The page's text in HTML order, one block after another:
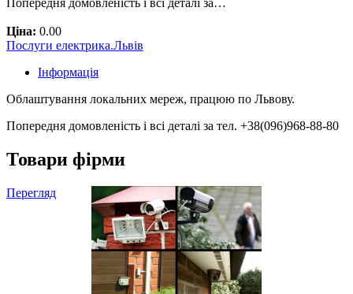
Попередня домовленість і всі деталі за…
Ціна: 0.00
Послуги електрика.Львів
Інформація
Облаштування локальних мереж, працюю по Львову.
Попередня домовленість і всі деталі за тел. +38(096)968-88-80
Товари фірми
Перегляд